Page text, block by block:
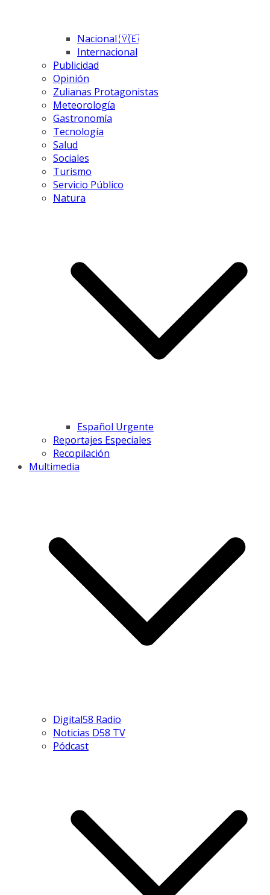
Nacional 🇻🇪
Internacional
Publicidad
Opinión
Zulianas Protagonistas
Meteorología
Gastronomía
Tecnología
Salud
Sociales
Turismo
Servicio Público
Natura
Español Urgente
Reportajes Especiales
Recopilación
Multimedia
Digital58 Radio
Noticias D58 TV
Pódcast